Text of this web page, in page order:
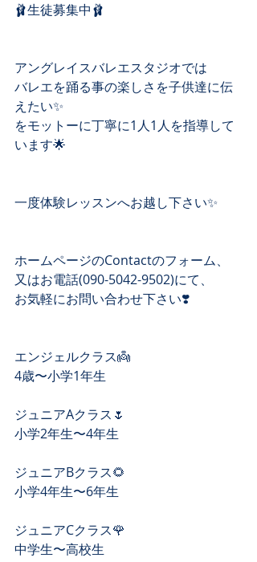
🩰生徒募集中🩰
アングレイスバレエスタジオでは
バレエを踊る事の楽しさを子供達に伝
えたい✨
をモットーに丁寧に1人1人を指導して
います🌟
一度体験レッスンへお越し下さい✨
ホームページのContactのフォーム、
又はお電話(090-5042-9502)にて、
お気軽にお問い合わせ下さい❣️
エンジェルクラス👼
4歳〜小学1年生
ジュニアAクラス🌷
小学2年生〜4年生
ジュニアBクラス🌻
小学4年生〜6年生
ジュニアCクラス🌹
中学生〜高校生